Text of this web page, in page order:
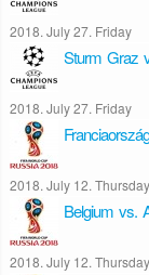
2018. July 27. Friday
Sturm Graz
2018. July 27. Friday
2018. July 12. Thursday
Belgium vs.
2018. July 12. Thursday